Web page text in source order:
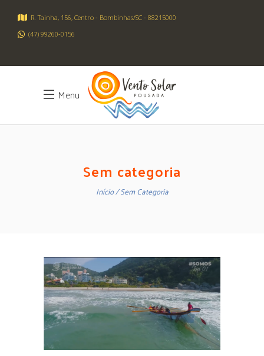
R. Tainha, 156, Centro - Bombinhas/SC - 88215000
(47) 99260-0156
Menu
Sem categoria
Início Sem Categoria